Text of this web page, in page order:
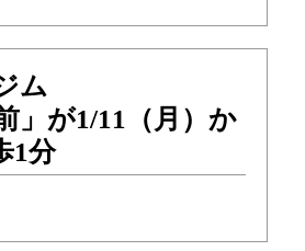
ム
」が1/11（月）か
1分